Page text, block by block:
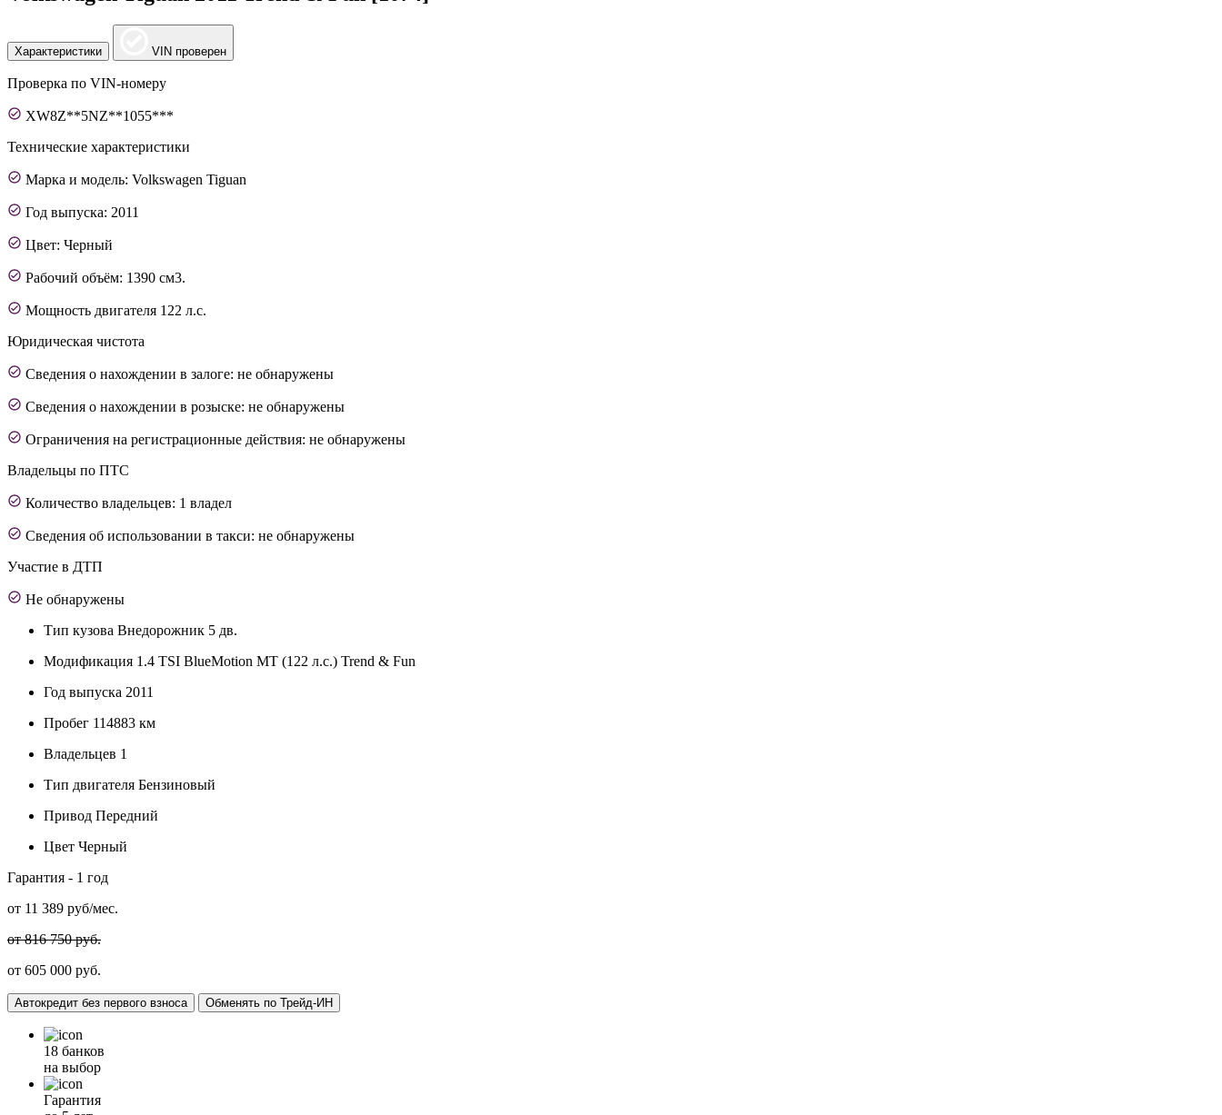
Характеристики VIN проверен
Проверка по VIN-номеру
XW8Z**5NZ**1055***
Технические характеристики
Марка и модель: Volkswagen Tiguan
Год выпуска: 2011
Цвет: Черный
Рабочий объём: 1390 см3.
Мощность двигателя 122 л.с.
Юридическая чистота
Сведения о нахождении в залоге: не обнаружены
Сведения о нахождении в розыске: не обнаружены
Ограничения на регистрационные действия: не обнаружены
Владельцы по ПТС
Количество владельцев: 1 владел
Сведения об использовании в такси: не обнаружены
Участие в ДТП
Не обнаружены
Тип кузова Внедорожник 5 дв.
Модификация 1.4 TSI BlueMotion MT (122 л.с.) Trend & Fun
Год выпуска 2011
Пробег 114883 км
Владельцев 1
Тип двигателя Бензиновый
Привод Передний
Цвет Черный
Гарантия - 1 год
от 11 389 руб/мес.
от 816 750 руб.
от 605 000 руб.
Автокредит без первого взноса Обменять по Трейд-ИН
18 банков
на выбор
Гарантия